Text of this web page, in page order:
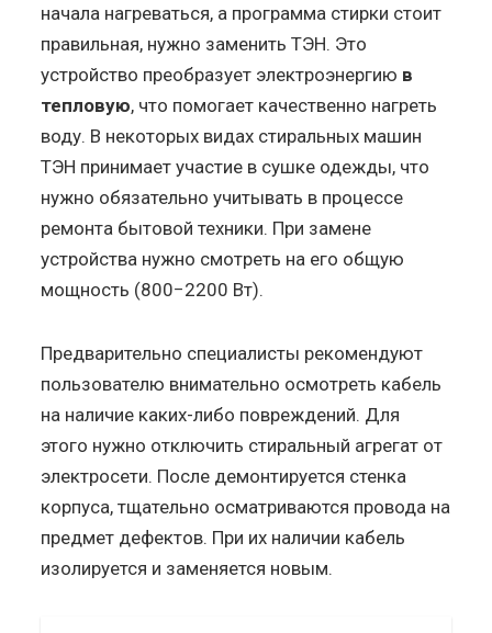
начала нагреваться, а программа стирки стоит
правильная, нужно заменить ТЭН. Это
устройство преобразует электроэнергию в
тепловую, что помогает качественно нагреть
воду. В некоторых видах стиральных машин
ТЭН принимает участие в сушке одежды, что
нужно обязательно учитывать в процессе
ремонта бытовой техники. При замене
устройства нужно смотреть на его общую
мощность (800−2200 Вт).
Предварительно специалисты рекомендуют
пользователю внимательно осмотреть кабель
на наличие каких-либо повреждений. Для
этого нужно отключить стиральный агрегат от
электросети. После демонтируется стенка
корпуса, тщательно осматриваются провода на
предмет дефектов. При их наличии кабель
изолируется и заменяется новым.